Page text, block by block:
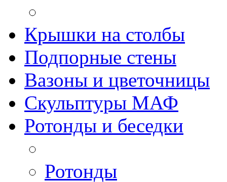
Крышки на столбы
Подпорные стены
Вазоны и цветочницы
Скульптуры МАФ
Ротонды и беседки
Ротонды